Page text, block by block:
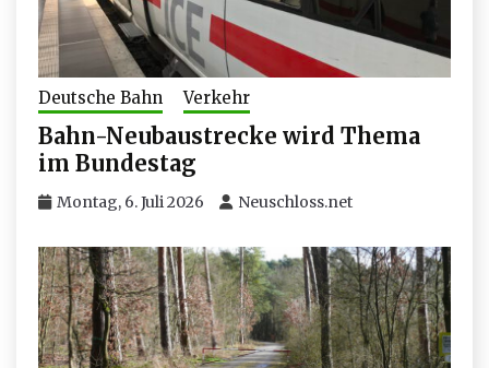
Deutsche Bahn Verkehr
Bahn-Neubaustrecke wird Thema
im Bundestag
Montag, 6. Juli 2026 Neuschloss.net